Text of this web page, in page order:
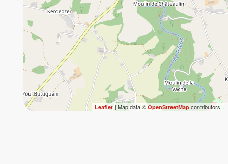
Leaflet| Map data ©OpenStreetMapcontributors